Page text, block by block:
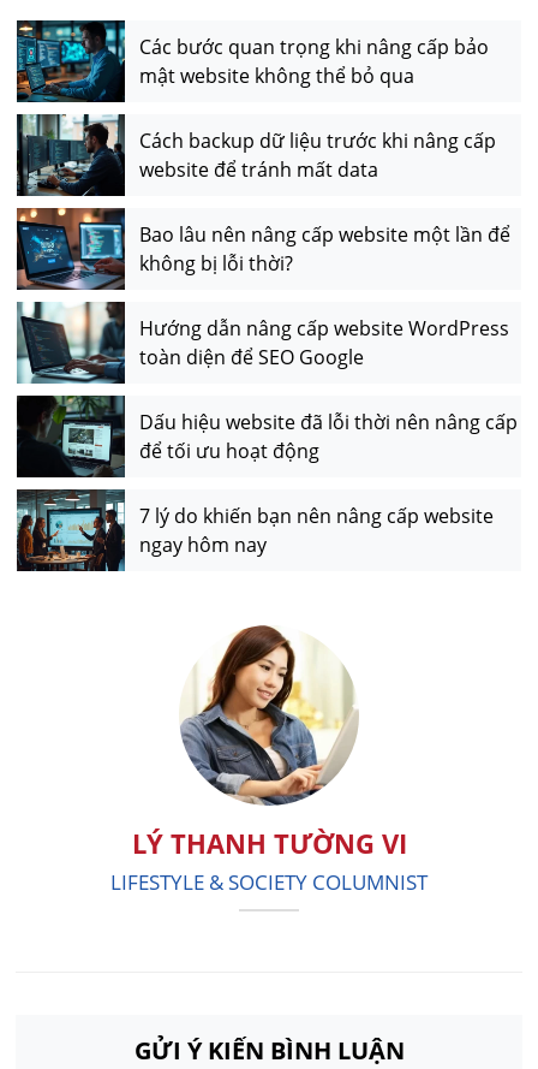
Các bước quan trọng khi nâng cấp bảo
mật website không thể bỏ qua
Cách backup dữ liệu trước khi nâng cấp
website để tránh mất data
Bao lâu nên nâng cấp website một lần để
không bị lỗi thời?
Hướng dẫn nâng cấp website WordPress
toàn diện để SEO Google
Dấu hiệu website đã lỗi thời nên nâng cấp
để tối ưu hoạt động
7 lý do khiến bạn nên nâng cấp website
ngay hôm nay
LÝ THANH TƯỜNG VI
LIFESTYLE & SOCIETY COLUMNIST
GỬI Ý KIẾN BÌNH LUẬN